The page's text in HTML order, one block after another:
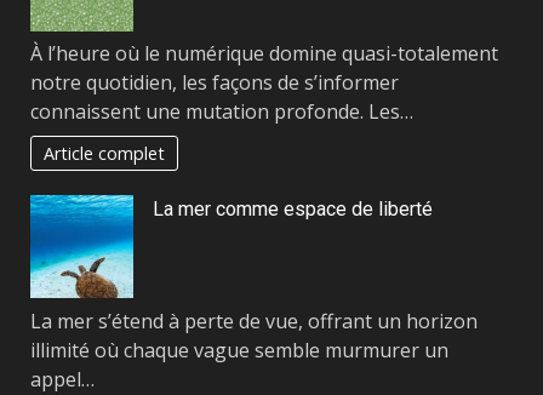
À l’heure où le numérique domine quasi-totalement
notre quotidien, les façons de s’informer
connaissent une mutation profonde. Les…
Article complet
La mer comme espace de liberté
La mer s’étend à perte de vue, offrant un horizon
illimité où chaque vague semble murmurer un
appel…